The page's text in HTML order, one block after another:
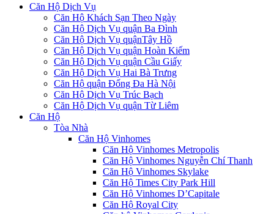
Căn Hộ Dịch Vụ
Căn Hộ Khách Sạn Theo Ngày
Căn Hộ Dịch Vụ quận Ba Đình
Căn Hộ Dịch Vụ quậnTây Hồ
Căn Hộ Dịch Vụ quận Hoàn Kiếm
Căn Hộ Dịch Vụ quận Cầu Giấy
Căn Hộ Dịch Vụ Hai Bà Trưng
Căn Hộ quận Đống Đa Hà Nội
Căn Hộ Dịch Vụ Trúc Bạch
Căn Hộ Dịch Vụ quận Từ Liêm
Căn Hộ
Tòa Nhà
Căn Hộ Vinhomes
Căn Hộ Vinhomes Metropolis
Căn Hộ Vinhomes Nguyễn Chí Thanh
Căn Hộ Vinhomes Skylake
Căn Hộ Times City Park Hill
Căn Hộ Vinhomes D’Capitale
Căn Hộ Royal City